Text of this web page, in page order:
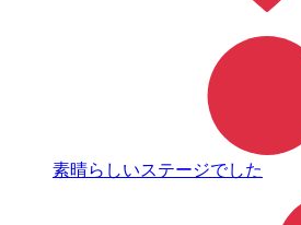
素晴らしいステージでした